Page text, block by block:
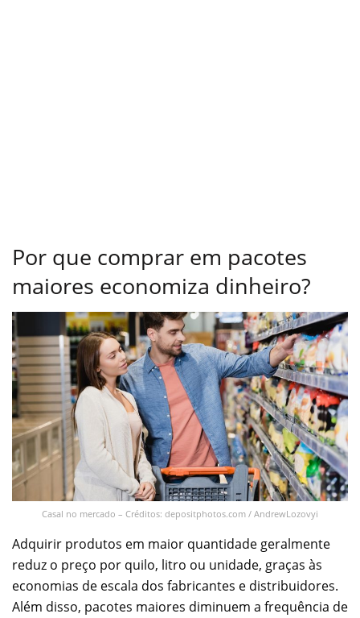
Por que comprar em pacotes
maiores economiza dinheiro?
Casal no mercado – Créditos: depositphotos.com / AndrewLozovyi
Adquirir produtos em maior quantidade geralmente
reduz o preço por quilo, litro ou unidade, graças às
economias de escala dos fabricantes e distribuidores.
Além disso, pacotes maiores diminuem a frequência de